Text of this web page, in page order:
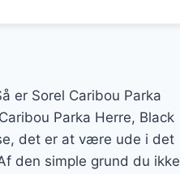
er Sorel Caribou Parka
Parka Herre, Black
det er at være ude i det
den simple grund du ikke